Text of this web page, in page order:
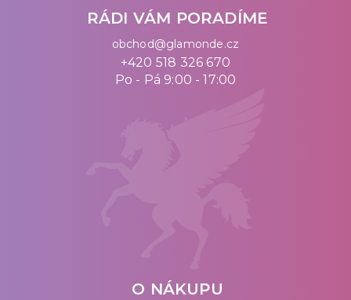
RÁDI VÁM PORADÍME
obchod@glamonde.cz
+420 518 326 670
Po - Pá 9:00 - 17:00
O NÁKUPU